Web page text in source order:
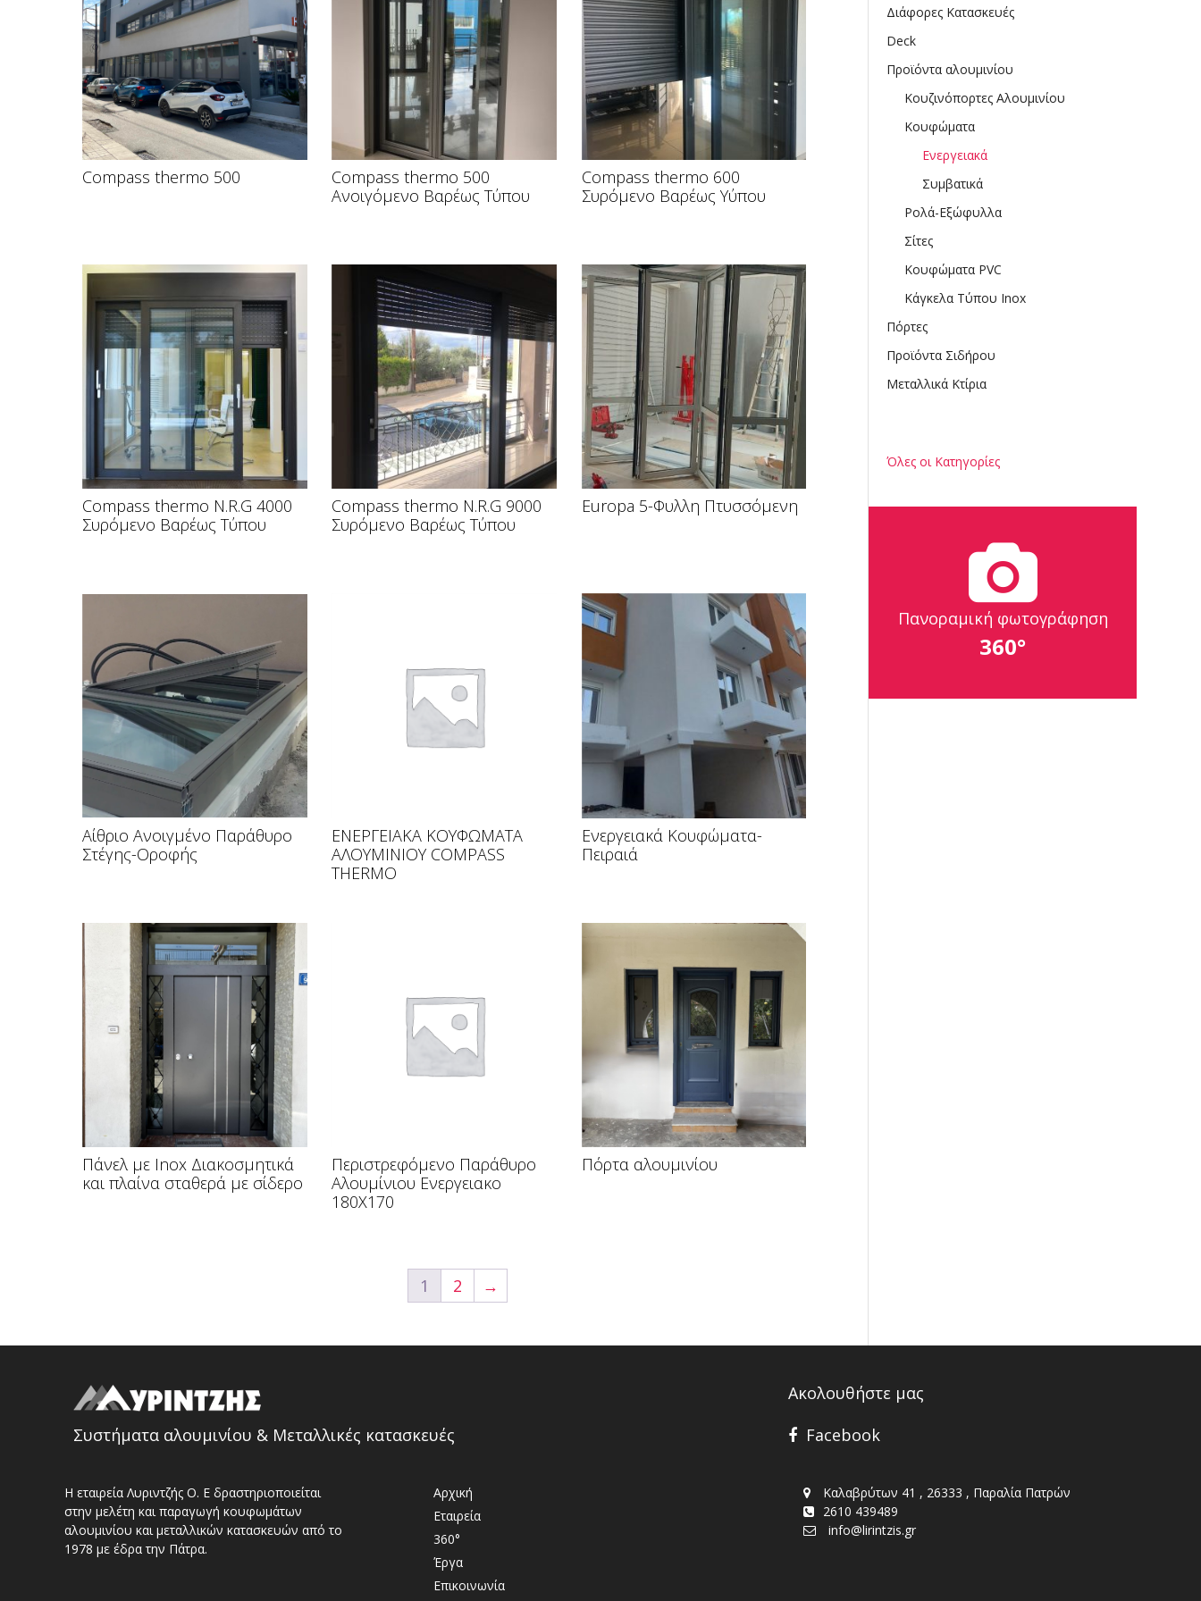
Compass thermo 500
Compass thermo 500
Ανοιγόμενο Βαρέως Τύπου
Compass thermo 600
Συρόμενο Βαρέως Υύπου
Compass thermo N.R.G 4000
Συρόμενο Βαρέως Τύπου
Compass thermo N.R.G 9000
Συρόμενο Βαρέως Τύπου
Europa 5-Φυλλη Πτυσσόμενη
Αίθριο Ανοιγμένο Παράθυρο
Στέγης-Οροφής
ΕΝΕΡΓΕΙΑΚΑ ΚΟΥΦΩΜΑΤΑ
ΑΛΟΥΜΙΝΙΟΥ COMPASS
THERMO
Ενεργειακά Κουφώματα-
Πειραιά
Πάνελ με Inox Διακοσμητικά
και πλαίνα σταθερά με σίδερο
Περιστρεφόμενο Παράθυρο
Αλουμίνιου Ενεργειακο
180Χ170
Πόρτα αλουμινίου
1 2 →
Διάφορες Κατασκευές
Deck
Προϊόντα αλουμινίου
Κουζινόπορτες Αλουμινίου
Κουφώματα
Ενεργειακά
Συμβατικά
Ρολά-Εξώφυλλα
Σίτες
Κουφώματα PVC
Κάγκελα Τύπου Inox
Πόρτες
Προϊόντα Σιδήρου
Μεταλλικά Κτίρια
Όλες οι Κατηγορίες
Πανοραμική φωτογράφηση
360°
Συστήματα αλουμινίου & Μεταλλικές κατασκευές
Ακολουθήστε μας
Facebook
Η εταιρεία Λυριντζής Ο. Ε δραστηριοποιείται
στην μελέτη και παραγωγή κουφωμάτων
αλουμινίου και μεταλλικών κατασκευών από το
1978 με έδρα την Πάτρα.
Αρχική
Εταιρεία
360°
Έργα
Επικοινωνία
Καλαβρύτων 41 , 26333 , Παραλία Πατρών
2610 439489
info@lirintzis.gr